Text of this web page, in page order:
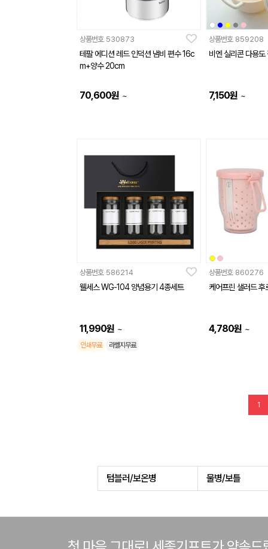
상품번호 530873
테팔 에디션 레드 인덕션 냄비 편수 16c
m+양수 20cm
70,600원 ~
상품번호 859208
비엔 실리콘 다용도
7,150원 ~
상품번호 586214
웰세스 WG-104 양념용기 4종세트
11,990원 ~
인쇄무료 라벨지무료
상품번호 860276
케어프린 샐러드
4,780원 ~
1
텀블러/보온병 물병/보틀